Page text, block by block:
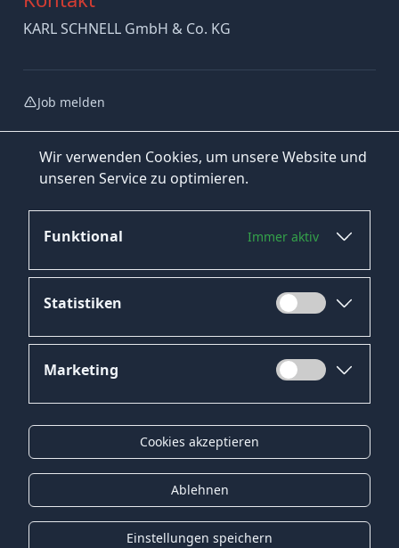
Wir verwenden Cookies, um unsere Website und
unseren Service zu optimieren.
Funktional Immer aktiv
Statistiken
Marketing
Cookies akzeptieren
Ablehnen
Einstellungen speichern
KARL SCHNELL GmbH & Co. KG
Job melden
Jetzt bewerben
Datenschutz
Impressum
Kontakt
Gender-Hinweis
© 2026 Onyx Consulting GmbH